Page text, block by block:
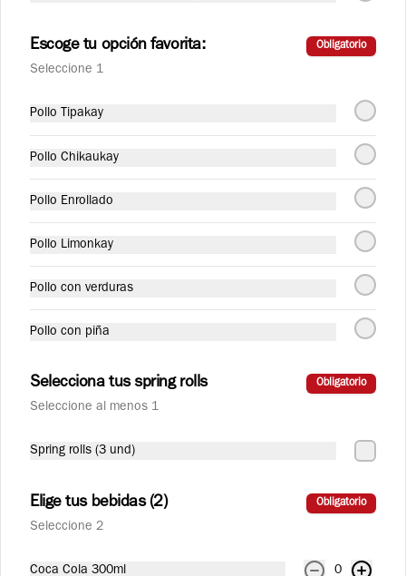
S/ 29.90
Langostinos salteados con ajo y ají
orientales.
S/ 29.90
Plato salado con variedad de carnes, pollo,
Escoge tu opción favorita: Obligatorio
Seleccione 1
Pollo Tipakay
Pollo Chikaukay
Pollo Enrollado
Pollo Limonkay
Pollo con verduras
Pollo con piña
Selecciona tus spring rolls Obligatorio
Seleccione al menos 1
Spring rolls (3 und)
Elige tus bebidas (2) Obligatorio
Seleccione 2
Coca Cola 300ml 0